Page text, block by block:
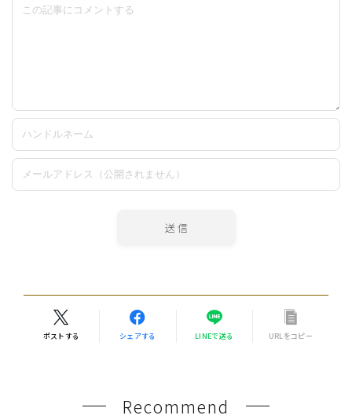
ポストする シェアする LINEで送る URLをコピー
Recommend